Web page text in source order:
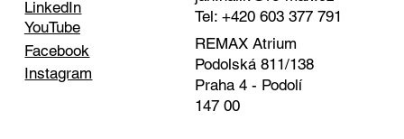
LinkedIn
Facebook
YouTube
Instagram
Tel: +420 603 377 791
REMAX Atrium
Podolská 811/138
Praha 4 - Podolí
147 00